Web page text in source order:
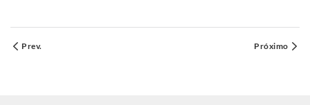
Prev. Próximo